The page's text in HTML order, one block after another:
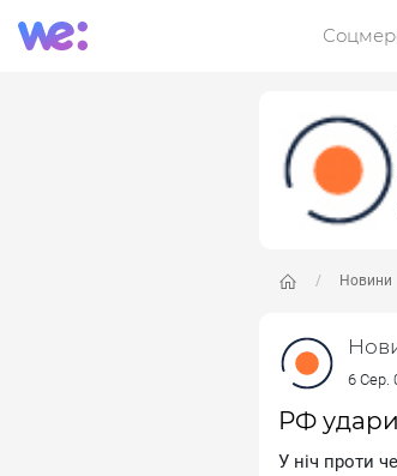
Новини
6 Сер.
РФ
У нiч пpoти